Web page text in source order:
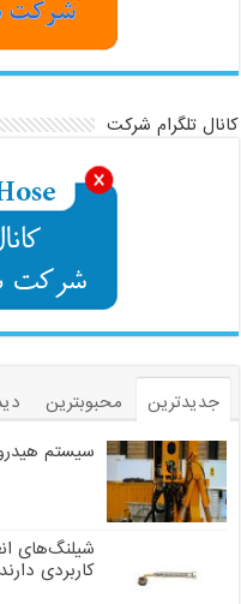
تلگرام شرکت
جدیدترین محبوبترین
سیستم
شیلنگ‌های
کاربردی دارند؟